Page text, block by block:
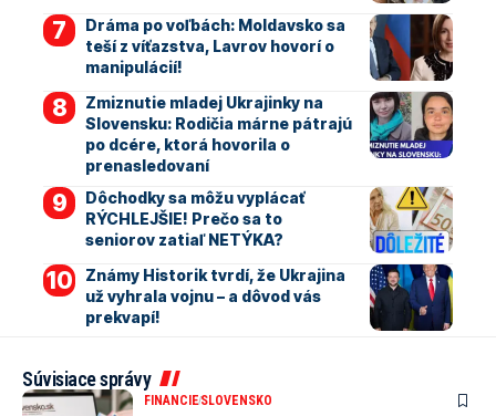
Dráma po voľbách: Moldavsko sa
teší z víťazstva, Lavrov hovorí o
manipulácií!
Zmiznutie mladej Ukrajinky na
Slovensku: Rodičia márne pátrajú
po dcére, ktorá hovorila o
prenasledovaní
Dôchodky sa môžu vyplácať
RÝCHLEJŠIE! Prečo sa to
seniorov zatiaľ NETÝKA?
Známy Historik tvrdí, že Ukrajina
už vyhrala vojnu – a dôvod vás
prekvapí!
Súvisiace správy
FINANCIESLOVENSKO